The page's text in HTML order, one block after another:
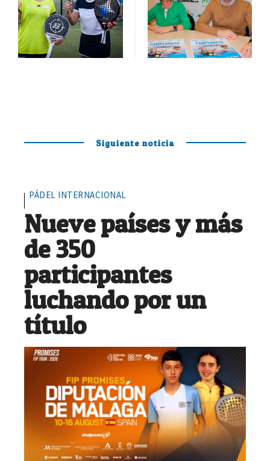
Siguiente noticia
PÁDEL INTERNACIONAL
Nueve países y más
de 350
participantes
luchando por un
título